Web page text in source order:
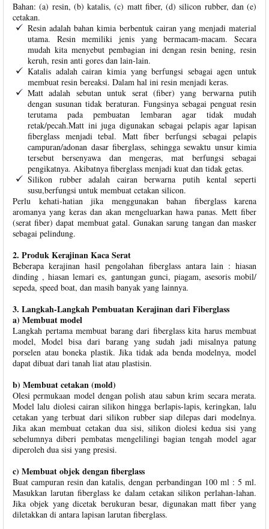
Bahan: (a) resin, (b) katalis, (c) matt fiber, (d) silicon rubber, dan (e)
cetakan.
Resin adalah bahan kimia berbentuk cairan yang menjadi material
utama. Resin memiliki jenis yang bermacam-macam. Secara
mudah kita menyebut pembagian ini dengan resin bening, resin
keruh, resin anti gores dan lain-lain.
Katalis adalah cairan kimia yang berfungsi sebagai agen untuk
membuat resin bereaksi. Dalam hal ini resin menjadi keras.
Matt adalah sebutan untuk serat (fiber) yang berwarna putih
dengan susunan tidak beraturan. Fungsinya sebagai penguat resin
terutama pada pembuatan lembaran agar tidak mudah
retak/pecah.Matt ini juga digunakan sebagai pelapis agar lapisan
fiberglass menjadi tebal. Matt fiber berfungsi sebagai pelapis
campuran/adonan dasar fiberglass, sehingga sewaktu unsur kimia
tersebut bersenyawa dan mengeras, mat berfungsi sebagai
pengikatnya. Akibatnya fiberglass menjadi kuat dan tidak getas.
Silikon rubber adalah cairan berwarna putih kental seperti
susu,berfungsi untuk membuat cetakan silicon.
Perlu kehati-hatian jika menggunakan bahan fiberglass karena
aromanya yang keras dan akan mengeluarkan hawa panas. Mett fiber
(serat fiber) dapat membuat gatal. Gunakan sarung tangan dan masker
sebagai pelindung.
2. Produk Kerajinan Kaca Serat
Beberapa kerajinan hasil pengolahan fiberglass antara lain : hiasan
dinding , hiasan lemari es, gantungan gunci, piagam, asesoris mobil/
sepeda, speed boat, dan masih banyak yang lainnya.
3. Langkah-Langkah Pembuatan Kerajinan dari Fiberglass
a) Membuat model
Langkah pertama membuat barang dari fiberglass kita harus membuat
model, Model bisa dari barang yang sudah jadi misalnya patung
porselen atau boneka plastik. Jika tidak ada benda modelnya, model
dapat dibuat dari tanah liat atau plastisin.
b) Membuat cetakan (mold)
Olesi permukaan model dengan polish atau sabun krim secara merata.
Model lalu diolesi cairan silikon hingga berlapis-lapis, keringkan, lalu
cetakan yang terbuat dari silikon rubber siap dilepas dari modelnya.
Jika akan membuat cetakan dua sisi, silikon diolesi kedua sisi yang
sebelumnya diberi pembatas mengelilingi bagian tengah model agar
diperoleh dua sisi yang presisi.
c) Membuat objek dengan fiberglass
Buat campuran resin dan katalis, dengan perbandingan 100 ml : 5 ml.
Masukkan larutan fiberglass ke dalam cetakan silikon perlahan-lahan.
Jika objek yang dicetak berukuran besar, digunakan matt fiber yang
diletakkan di antara lapisan larutan fiberglass.